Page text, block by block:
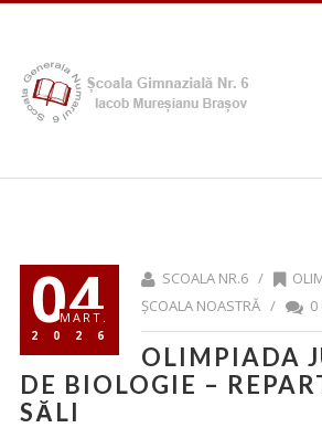
04
MART.
2026
SCOALA NR.6 /
ȘCOALA NOASTRĂ/ 0
OLIMPIADA
DE BIOLOGIE –
SĂLI